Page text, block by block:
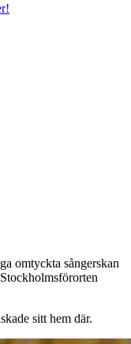
omtyckta sångerskan
sitt hem där.